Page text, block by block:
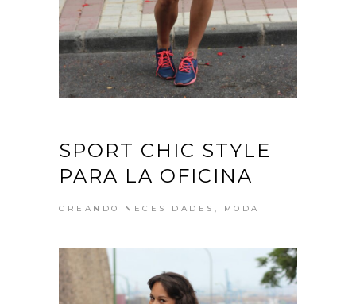
SPORT CHIC STYLE
PARA LA OFICINA
CREANDO NECESIDADES , MODA